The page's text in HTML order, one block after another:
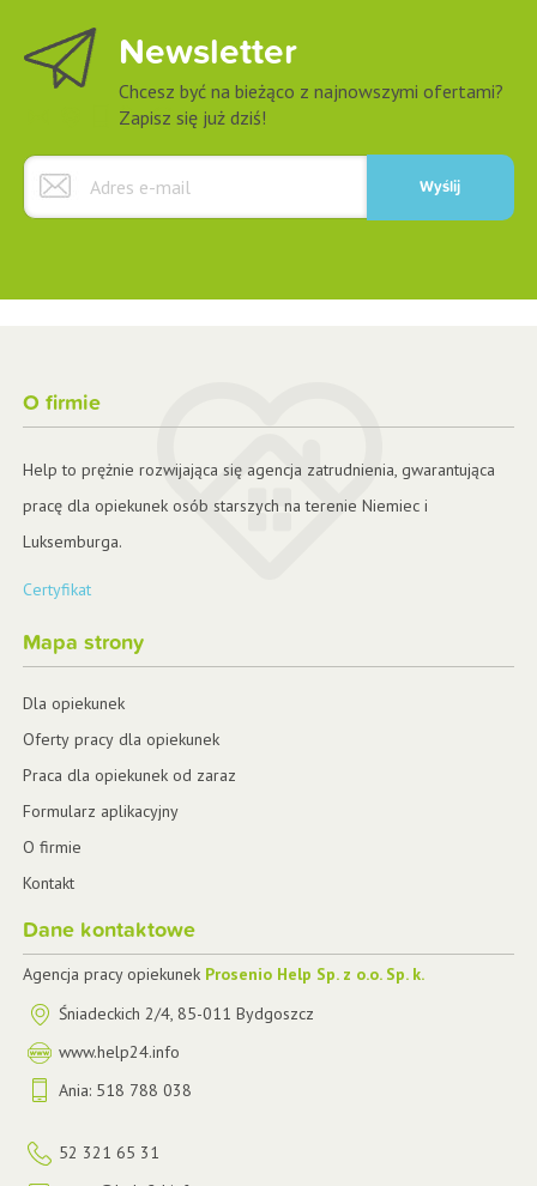
Newsletter
Chcesz być na bieżąco z najnowszymi ofertami?
Zapisz się już dziś!
O firmie
Help to prężnie rozwijająca się agencja zatrudnienia, gwarantująca
pracę dla opiekunek osób starszych na terenie Niemiec i
Luksemburga.
Certyfikat
Mapa strony
Dla opiekunek
Oferty pracy dla opiekunek
Praca dla opiekunek od zaraz
Formularz aplikacyjny
O firmie
Kontakt
Dane kontaktowe
Agencja pracy opiekunek Prosenio Help Sp. z o.o. Sp. k.
Śniadeckich 2/4, 85-011 Bydgoszcz
www.help24.info
Ania: 518 788 038
52 321 65 31